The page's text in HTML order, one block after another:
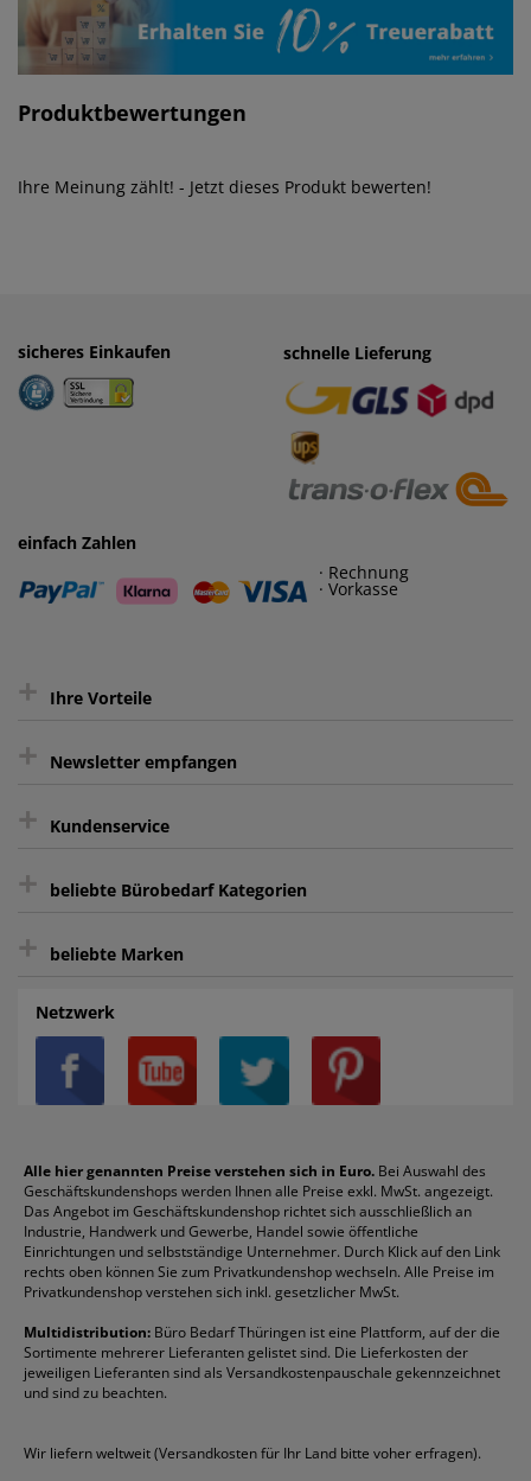
Produktbewertungen
Ihre Meinung zählt! - Jetzt dieses Produkt bewerten!
sicheres Einkaufen einfaches Zahlen
· Rechnung
· Vorkasse
schnelle Lieferung
einfach Zahlen
· Rechnung
· Vorkasse
+ Ihre Vorteile
Kauf auf Rechnung³
sicher Shoppen durch SSL
intelligentes Kundenkonto
+ Newsletter empfangen
Sie können sich zu jeder Zeit abmelden.
+ Kundenservice
Kontakt
FAQ
AGB
Datenschutz
Privatsphäre-Einstellungen
Über uns
Reklamation / Retouren
Vertrag widerrufen (Privatkunden)
Rabatte & Aktionen
+ beliebte Bürobedarf Kategorien
Aktenvernichter
Batterien
Bleistifte
Blöcke
Boardmarker
Briefumschläge
Druckerpatronen
Etiketten
Fineliner
Folienschreiber
Formulare
Gelschreiber
Geschäftsbücher
Heftstreifen
Kaffee
Klebeband
Klemmmappen
Kopierpapier
Korrekturmittel
Kugelschreiber
Mappen
Ordner
Packband
Permanentmarker
Radiergummis
Schnellhefter
Sichthüllen
Taschenrechner
Textmarker
Tintenroller
Tintenpatronen
Toilettenpapier
Toner
Versandmaterial
Versandtaschen
+ beliebte Marken
Alco
Avery/Zweckform
Canon
Durable
DYMO
Edding
Esselte
Faber-Castell
Fellowes
Franken
Fripa
HP
Leitz
Läufer
Melitta
Pentel
Pelikan
Pilot
Pritt
Schneider
Stabilo
Staedtler
alle Marken anzeigen
Netzwerk
Alle hier genannten Preise verstehen sich in Euro. Bei Auswahl des
Geschäftskundenshops werden Ihnen alle Preise exkl. MwSt. angezeigt.
Das Angebot im Geschäftskundenshop richtet sich ausschließlich an
Industrie, Handwerk und Gewerbe, Handel sowie öffentliche
Einrichtungen und selbstständige Unternehmer. Durch Klick auf den Link
rechts oben können Sie zum Privatkundenshop wechseln. Alle Preise im
Privatkundenshop verstehen sich inkl. gesetzlicher MwSt.
Multidistribution: Büro Bedarf Thüringen ist eine Plattform, auf der die
Sortimente mehrerer Lieferanten gelistet sind. Die Lieferkosten der
jeweiligen Lieferanten sind als Versandkostenpauschale gekennzeichnet
und sind zu beachten.
Wir liefern weltweit (Versandkosten für Ihr Land bitte voher erfragen).